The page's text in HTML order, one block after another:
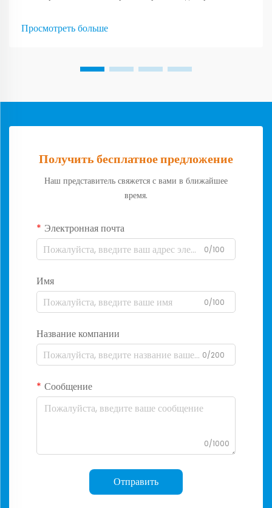
доставить груз. Компании могут отправлять...
Просмотреть больше
Получить бесплатное предложение
Наш представитель свяжется с вами в ближайшее
время.
Электронная почта
0/100
Имя
0/100
Название компании
0/200
Сообщение
0/1000
Отправить